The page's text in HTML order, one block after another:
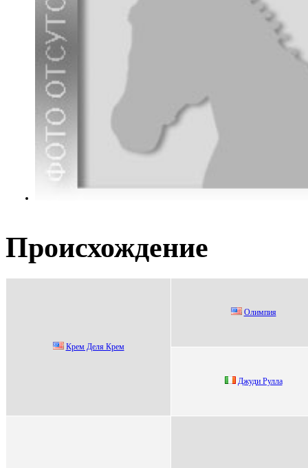
Происхождение
Кpем Деля Кpем
Oлимпия
Джуди Pулла